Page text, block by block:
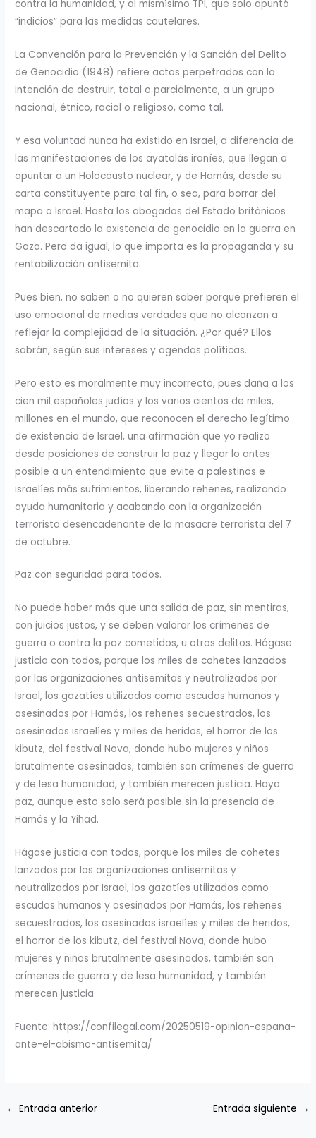
contra la humanidad, y al mismísimo TPI, que solo apuntó
“indicios” para las medidas cautelares.
La Convención para la Prevención y la Sanción del Delito
de Genocidio (1948) refiere actos perpetrados con la
intención de destruir, total o parcialmente, a un grupo
nacional, étnico, racial o religioso, como tal.
Y esa voluntad nunca ha existido en Israel, a diferencia de
las manifestaciones de los ayatolás iraníes, que llegan a
apuntar a un Holocausto nuclear, y de Hamás, desde su
carta constituyente para tal fin, o sea, para borrar del
mapa a Israel. Hasta los abogados del Estado británicos
han descartado la existencia de genocidio en la guerra en
Gaza. Pero da igual, lo que importa es la propaganda y su
rentabilización antisemita.
Pues bien, no saben o no quieren saber porque prefieren el
uso emocional de medias verdades que no alcanzan a
reflejar la complejidad de la situación. ¿Por qué? Ellos
sabrán, según sus intereses y agendas políticas.
Pero esto es moralmente muy incorrecto, pues daña a los
cien mil españoles judíos y los varios cientos de miles,
millones en el mundo, que reconocen el derecho legítimo
de existencia de Israel, una afirmación que yo realizo
desde posiciones de construir la paz y llegar lo antes
posible a un entendimiento que evite a palestinos e
israelíes más sufrimientos, liberando rehenes, realizando
ayuda humanitaria y acabando con la organización
terrorista desencadenante de la masacre terrorista del 7
de octubre.
Paz con seguridad para todos.
No puede haber más que una salida de paz, sin mentiras,
con juicios justos, y se deben valorar los crímenes de
guerra o contra la paz cometidos, u otros delitos. Hágase
justicia con todos, porque los miles de cohetes lanzados
por las organizaciones antisemitas y neutralizados por
Israel, los gazatíes utilizados como escudos humanos y
asesinados por Hamás, los rehenes secuestrados, los
asesinados israelíes y miles de heridos, el horror de los
kibutz, del festival Nova, donde hubo mujeres y niños
brutalmente asesinados, también son crímenes de guerra
y de lesa humanidad, y también merecen justicia. Haya
paz, aunque esto solo será posible sin la presencia de
Hamás y la Yihad.
Hágase justicia con todos, porque los miles de cohetes
lanzados por las organizaciones antisemitas y
neutralizados por Israel, los gazatíes utilizados como
escudos humanos y asesinados por Hamás, los rehenes
secuestrados, los asesinados israelíes y miles de heridos,
el horror de los kibutz, del festival Nova, donde hubo
mujeres y niños brutalmente asesinados, también son
crímenes de guerra y de lesa humanidad, y también
merecen justicia.
Fuente: https://confilegal.com/20250519-opinion-espana-
ante-el-abismo-antisemita/
← Entrada anterior Entrada siguiente →